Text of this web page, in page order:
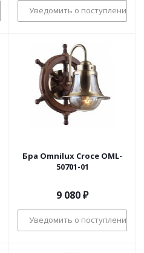
Уведомить о поступлении
Бра Omnilux Croce OML-
50701-01
9 080₽
Уведомить о поступлении